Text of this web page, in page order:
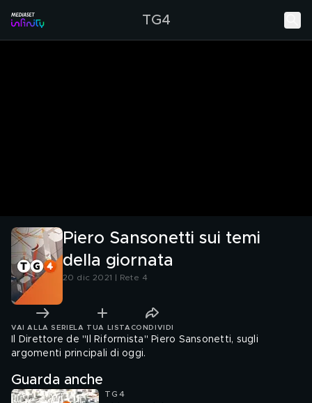
TG4
Piero Sansonetti sui temi
della giornata
20 dic 2021 | Rete 4
VAI ALLA SERIE LA TUA LISTA CONDIVIDI
Il Direttore de "Il Riformista" Piero Sansonetti, sugli
argomenti principali di oggi.
Guarda anche
TG4